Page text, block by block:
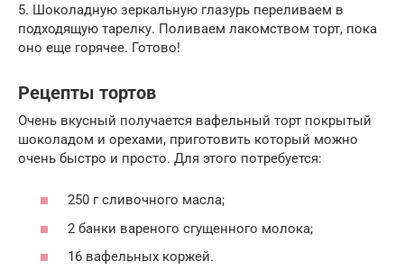
5. Шоколадную зеркальную глазурь переливаем в
подходящую тарелку. Поливаем лакомством торт, пока
оно еще горячее. Готово!
Рецепты тортов
Очень вкусный получается вафельный торт покрытый
шоколадом и орехами, приготовить который можно
очень быстро и просто. Для этого потребуется:
250 г сливочного масла;
2 банки вареного сгущенного молока;
16 вафельных коржей.